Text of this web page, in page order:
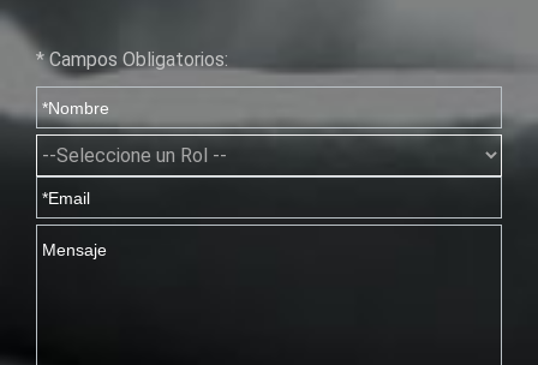
* Campos Obligatorios: